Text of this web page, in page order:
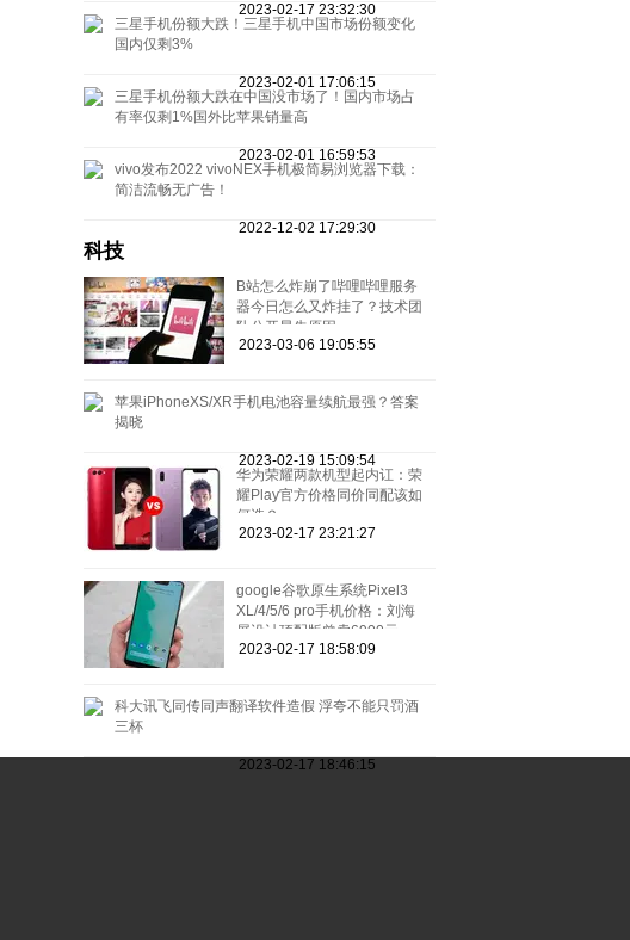
2023-02-17 23:32:30
三星手机份额大跌！三星手机中国市场份额变化
国内仅剩3%
2023-02-01 17:06:15
三星手机份额大跌在中国没市场了！国内市场占
有率仅剩1%国外比苹果销量高
2023-02-01 16:59:53
vivo发布2022 vivoNEX手机极简易浏览器下载：
简洁流畅无广告！
2022-12-02 17:29:30
科技
B站怎么炸崩了哔哩哔哩服务
器今日怎么又炸挂了？技术团
队公开早先原因
2023-03-06 19:05:55
苹果iPhoneXS/XR手机电池容量续航最强？答案
揭晓
2023-02-19 15:09:54
华为荣耀两款机型起内讧：荣
耀Play官方价格同价同配该如
何选？
2023-02-17 23:21:27
google谷歌原生系统Pixel3
XL/4/5/6 pro手机价格：刘海
屏设计顶配版曾卖6900元
2023-02-17 18:58:09
科大讯飞同传同声翻译软件造假 浮夸不能只罚酒
三杯
2023-02-17 18:46:15